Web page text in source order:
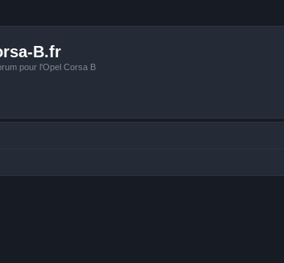
B.fr
pour l'Opel Corsa B